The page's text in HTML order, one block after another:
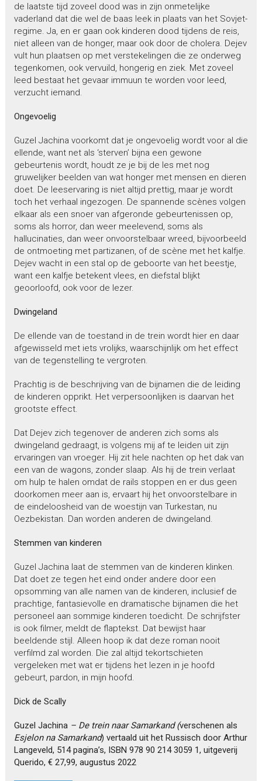
de laatste tijd zoveel dood was in zijn onmetelijke
vaderland dat die wel de baas leek in plaats van het Sovjet-
regime. Ja, en er gaan ook kinderen dood tijdens de reis,
niet alleen van de honger, maar ook door de cholera. Dejev
vult hun plaatsen op met verstekelingen die ze onderweg
tegenkomen, ook vervuild, hongerig en ziek. Met zoveel
leed bestaat het gevaar immuun te worden voor leed,
verzucht iemand.
Ongevoelig
Guzel Jachina voorkomt dat je ongevoelig wordt voor al die
ellende, want net als ‘sterven’ bijna een gewone
gebeurtenis wordt, houdt ze je bij de les met nog
gruwelijker beelden van wat honger met mensen en dieren
doet. De leeservaring is niet altijd prettig, maar je wordt
toch het verhaal ingezogen. De spannende scènes volgen
elkaar als een snoer van afgeronde gebeurtenissen op,
soms als horror, dan weer meelevend, soms als
hallucinaties, dan weer onvoorstelbaar wreed, bijvoorbeeld
de ontmoeting met partizanen, of de scène met het kalfje.
Dejev wacht in een stal op de geboorte van het beestje,
want een kalfje betekent vlees, en diefstal blijkt
geoorloofd, ook voor de lezer.
Dwingeland
De ellende van de toestand in de trein wordt hier en daar
afgewisseld met iets vrolijks, waarschijnlijk om het effect
van de tegenstelling te vergroten.
Prachtig is de beschrijving van de bijnamen die de leiding
de kinderen opprikt. Het verpersoonlijken is daarvan het
grootste effect.
Dat Dejev zich tegenover de anderen zich soms als
dwingeland gedraagt, is volgens mij af te leiden uit zijn
ervaringen van vroeger. Hij zit hele nachten op het dak van
een van de wagons, zonder slaap. Als hij de trein verlaat
om hulp te halen omdat de rails stoppen en er dus geen
doorkomen meer aan is, ervaart hij het onvoorstelbare in
de eindeloosheid van de woestijn van Turkestan, nu
Oezbekistan. Dan worden anderen de dwingeland.
Stemmen van kinderen
Guzel Jachina laat de stemmen van de kinderen klinken.
Dat doet ze tegen het eind onder andere door een
opsomming van alle namen van de kinderen, inclusief de
prachtige, fantasievolle en dramatische bijnamen die het
personeel aan sommige kinderen toedicht. De schrijfster
is ook filmer, meldt de flaptekst. Dat bewijst haar
beeldende stijl. Alleen hoop ik dat deze roman nooit
verfilmd zal worden. Die zal altijd tekortschieten
vergeleken met wat er tijdens het lezen in je hoofd
gebeurt, pardon, in mijn hoofd.
Dick de Scally
Guzel Jachina – De trein naar Samarkand (verschenen als
Esjelon na Samarkand) vertaald uit het Russisch door Arthur
Langeveld, 514 pagina’s, ISBN 978 90 214 3059 1, uitgeverij
Querido, € 27,99, augustus 2022